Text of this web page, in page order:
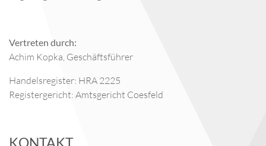
DE224616936
VERBRAUCHER­STREIT­
BEILEGUNG/UNIVERSAL­
Wir sind nicht bereit oder verpflichtet, an